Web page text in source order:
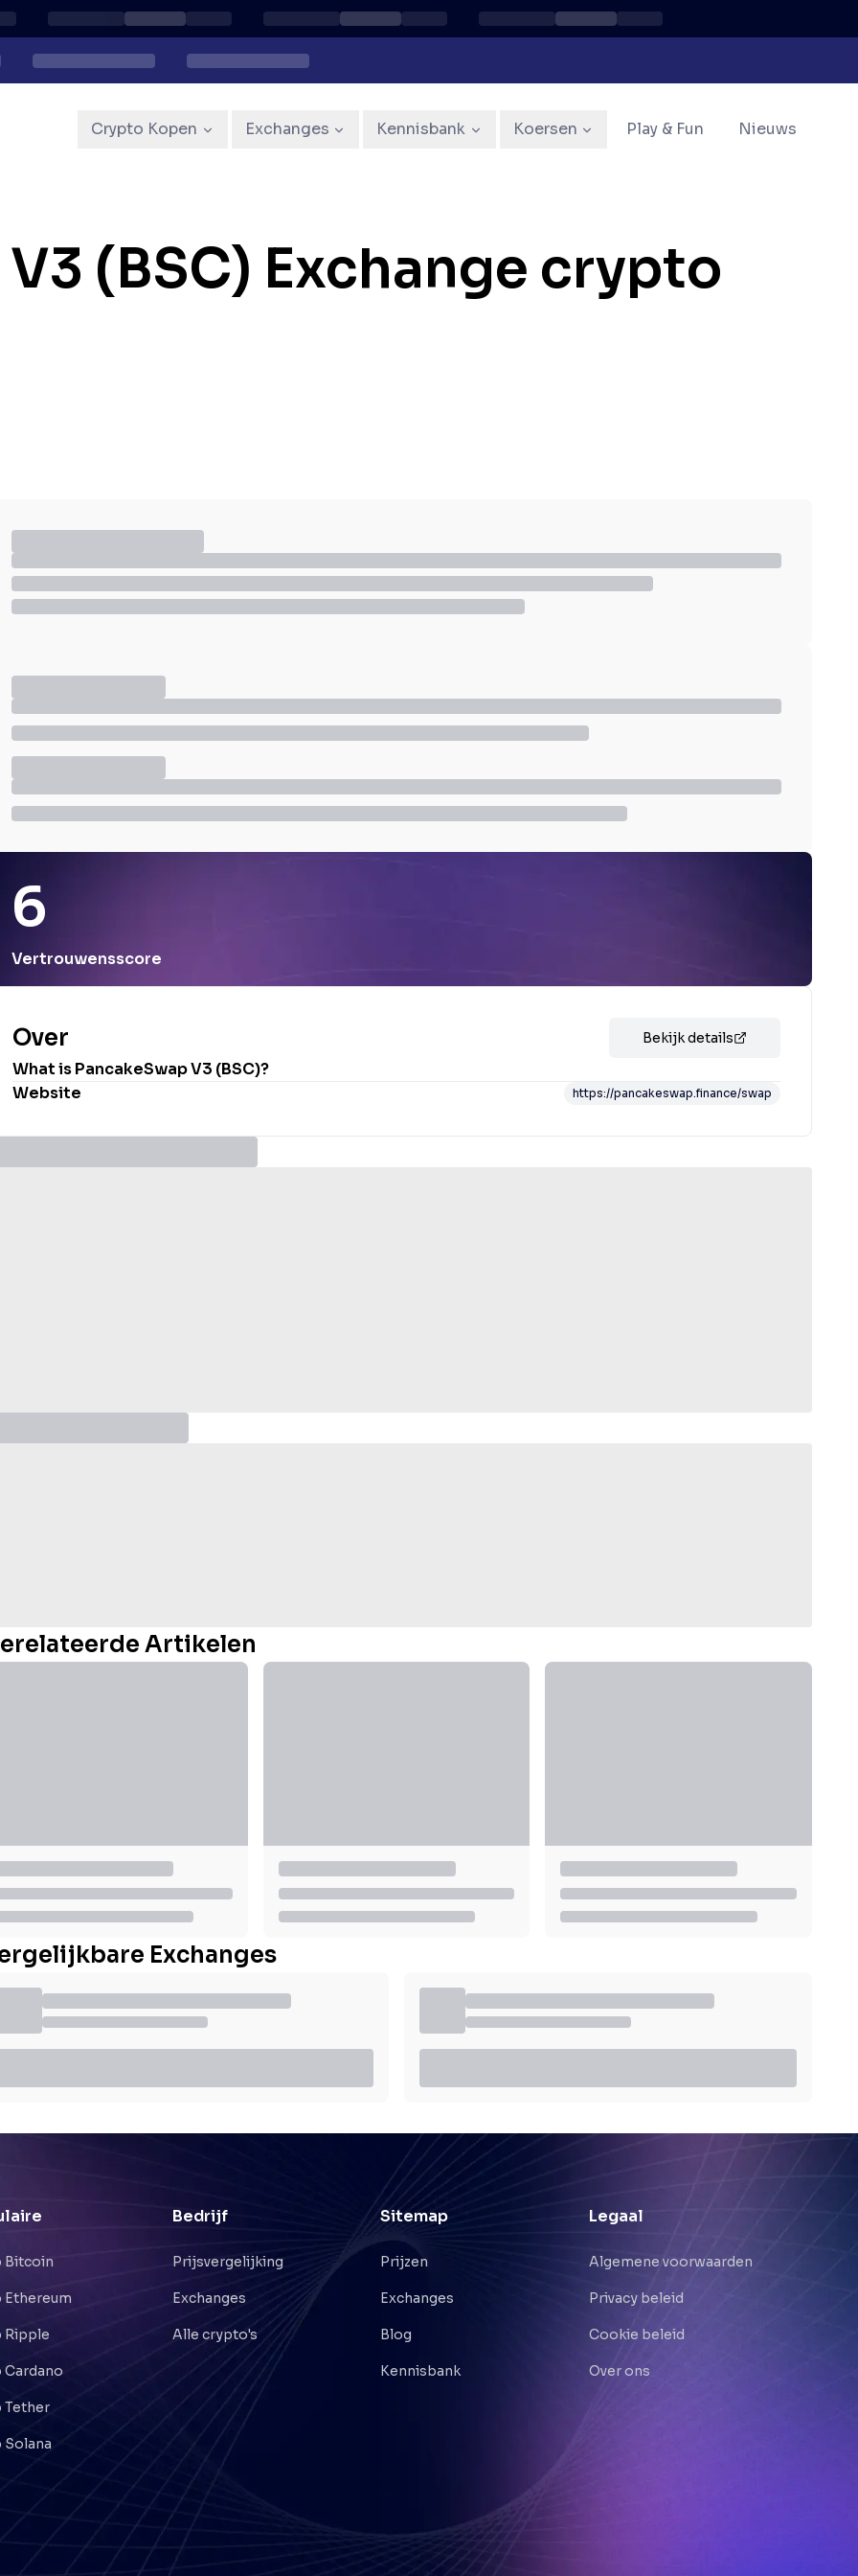
Crypto Kopen Exchanges Kennisbank Koersen Play & Fun Nieuws
(BSC) Exchange crypto
6
Vertrouwensscore
Over Bekijk details
What isPancakeSwap V3 (BSC)?
Website
https://pancakeswap.finance/swap
Artikelen
Exchanges
Bitcoin
Ethereum
Ripple
Cardano
Tether
Bedrijf
Prijsvergelijking
Exchanges
Alle crypto's
Sitemap
Prijzen
Exchanges
Blog
Kennisbank
Legaal
Algemene voorwaarden
Privacy beleid
Cookie beleid
Over ons
2026 Crypto . NL